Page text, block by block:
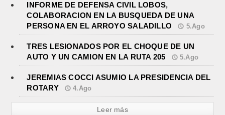
INFORME DE DEFENSA CIVIL LOBOS,
COLABORACION EN LA BUSQUEDA DE UNA
PERSONA EN EL ARROYO SALADILLO
5.Ago
TRES LESIONADOS POR EL CHOQUE DE UN
AUTO Y UN CAMION EN LA RUTA 205
5.Ago
JEREMIAS COCCI ASUMIO LA PRESIDENCIA DEL
ROTARY
4.Ago
Leer más